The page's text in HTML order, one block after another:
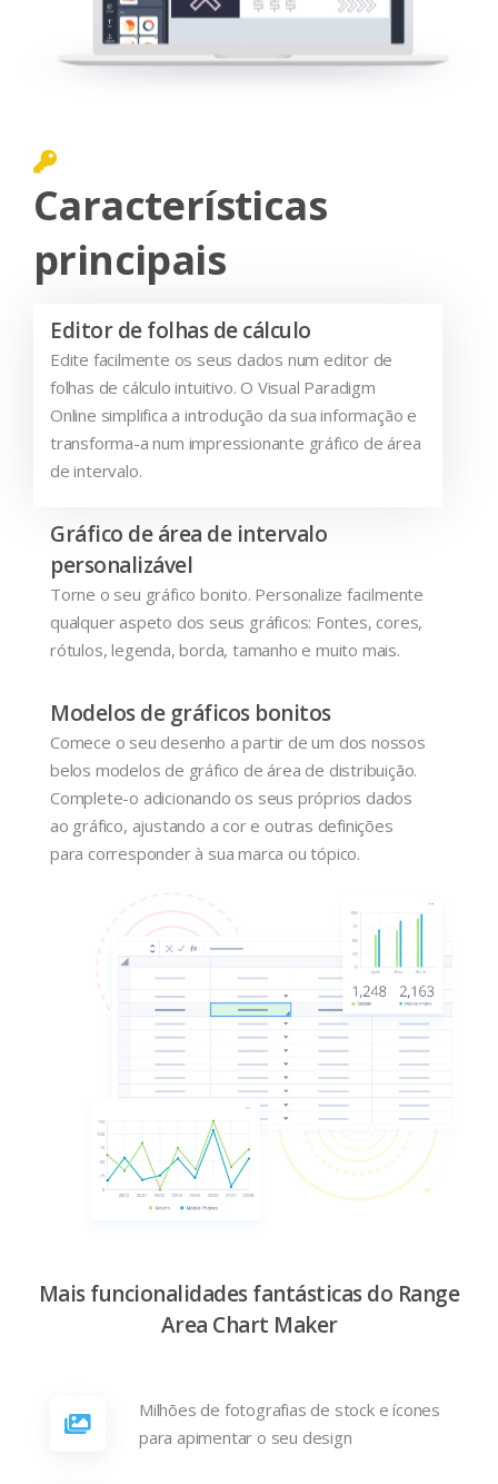
Características
principais
Editor de folhas de cálculo
Edite facilmente os seus dados num editor de
folhas de cálculo intuitivo. O Visual Paradigm
Online simplifica a introdução da sua informação e
transforma-a num impressionante gráfico de área
de intervalo.
Gráfico de área de intervalo
personalizável
Torne o seu gráfico bonito. Personalize facilmente
qualquer aspeto dos seus gráficos: Fontes, cores,
rótulos, legenda, borda, tamanho e muito mais.
Modelos de gráficos bonitos
Comece o seu desenho a partir de um dos nossos
belos modelos de gráfico de área de distribuição.
Complete-o adicionando os seus próprios dados
ao gráfico, ajustando a cor e outras definições
para corresponder à sua marca ou tópico.
Mais funcionalidades fantásticas do Range
Area Chart Maker
Milhões de fotografias de stock e ícones
para apimentar o seu design